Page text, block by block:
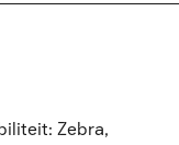
Zebra,